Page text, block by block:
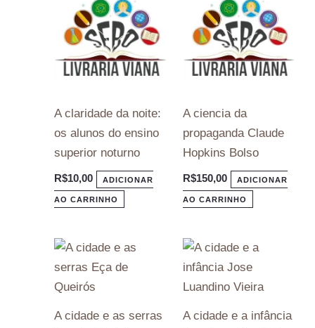
A claridade da noite:
os alunos do ensino
superior noturno
R$10,00 ADICIONAR
AO CARRINHO
A ciencia da
propaganda Claude
Hopkins Bolso
R$150,00 ADICIONAR
AO CARRINHO
A cidade e as serras
A cidade e a infância